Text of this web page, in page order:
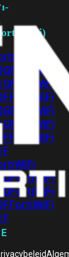
FortiWiFi
FortiWiFi
FortiWiFi
FortiWiFi
FortiWiFi
FortiWiFi
FortiWiFi
FortiWiFi
FortiWiFi